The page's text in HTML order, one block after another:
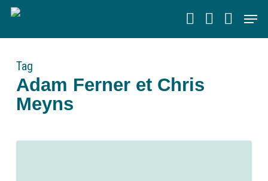
Skip
main
Tag
Adam Ferner et Chris
Meyns